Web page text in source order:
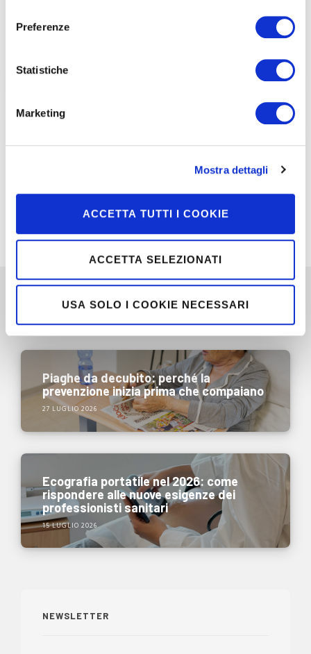
Preferenze
Statistiche
Marketing
Mostra dettagli
ACCETTA TUTTI I COOKIE
ACCETTA SELEZIONATI
USA SOLO I COOKIE NECESSARI
Entra in Moretti >
Piaghe da decubito: perché la
prevenzione inizia prima che compaiano
27 LUGLIO 2026
Ecografia portatile nel 2026: come
rispondere alle nuove esigenze dei
professionisti sanitari
15 LUGLIO 2026
NEWSLETTER